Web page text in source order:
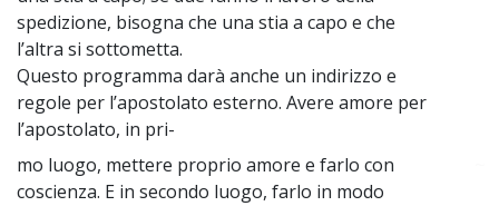
spedizione, bisogna che una stia a capo e che
l’altra si sottometta.
Questo programma darà anche un indirizzo e
regole per l’apostolato esterno. Avere amore per
l’apostolato, in pri-
mo luogo, mettere proprio amore e farlo con
coscienza. E in secondo luogo, farlo in modo